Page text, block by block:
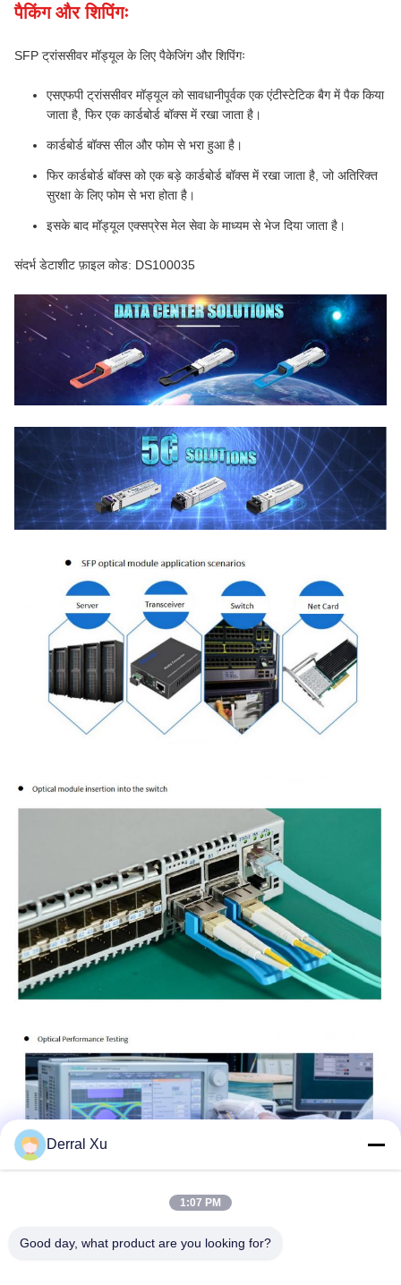
पैकिंग और शिपिंगः
SFP ट्रांससीवर मॉड्यूल के लिए पैकेजिंग और शिपिंगः
एसएफपी ट्रांससीवर मॉड्यूल को सावधानीपूर्वक एक एंटीस्टेटिक बैग में पैक किया
जाता है, फिर एक कार्डबोर्ड बॉक्स में रखा जाता है।
कार्डबोर्ड बॉक्स सील और फोम से भरा हुआ है।
फिर कार्डबोर्ड बॉक्स को एक बड़े कार्डबोर्ड बॉक्स में रखा जाता है, जो अतिरिक्त
सुरक्षा के लिए फोम से भरा होता है।
इसके बाद मॉड्यूल एक्सप्रेस मेल सेवा के माध्यम से भेज दिया जाता है।
संदर्भ डेटाशीट फ़ाइल कोड: DS100035
Derral Xu
1:07 PM
Good day, what product are you looking for?